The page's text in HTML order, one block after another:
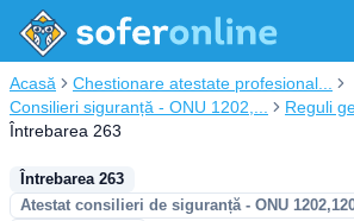
Acasă
Chestionare atestate profesional...
Consilieri siguranță - ONU 1202,...
Reguli
Întrebarea 263
Întrebarea 263
Atestat consilieri de siguranță - ONU